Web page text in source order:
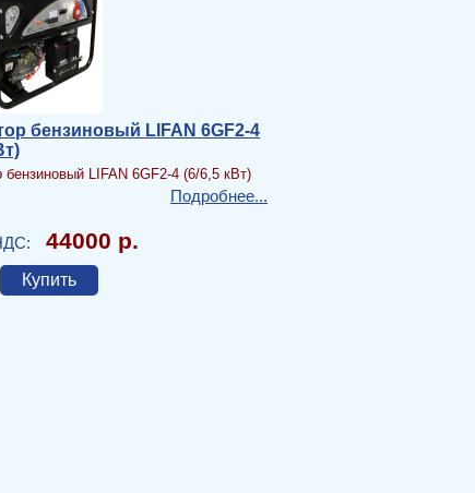
бензиновый LIFAN 6GF2-4
бензиновый LIFAN 6GF2-4 (6/6,5 кВт)
Подробнее...
44000 р.